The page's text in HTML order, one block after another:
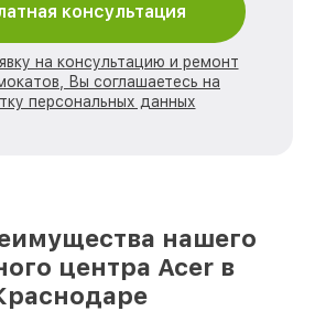
консультация
на консультацию и ремонт
Вы соглашаетесь на
персональных данных
нашего
центра Acer в